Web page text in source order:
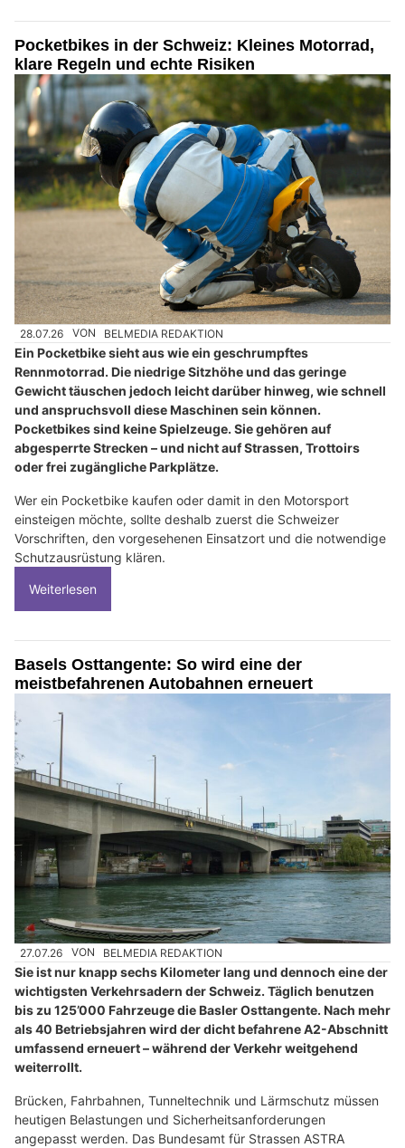
Pocketbikes in der Schweiz: Kleines Motorrad,
klare Regeln und echte Risiken
28.07.26 VON BELMEDIA REDAKTION
Ein Pocketbike sieht aus wie ein geschrumpftes
Rennmotorrad. Die niedrige Sitzhöhe und das geringe
Gewicht täuschen jedoch leicht darüber hinweg, wie schnell
und anspruchsvoll diese Maschinen sein können.
Pocketbikes sind keine Spielzeuge. Sie gehören auf
abgesperrte Strecken – und nicht auf Strassen, Trottoirs
oder frei zugängliche Parkplätze.
Wer ein Pocketbike kaufen oder damit in den Motorsport
einsteigen möchte, sollte deshalb zuerst die Schweizer
Vorschriften, den vorgesehenen Einsatzort und die notwendige
Schutzausrüstung klären.
Weiterlesen
Basels Osttangente: So wird eine der
meistbefahrenen Autobahnen erneuert
27.07.26 VON BELMEDIA REDAKTION
Sie ist nur knapp sechs Kilometer lang und dennoch eine der
wichtigsten Verkehrsadern der Schweiz. Täglich benutzen
bis zu 125’000 Fahrzeuge die Basler Osttangente. Nach mehr
als 40 Betriebsjahren wird der dicht befahrene A2-Abschnitt
umfassend erneuert – während der Verkehr weitgehend
weiterrollt.
Brücken, Fahrbahnen, Tunneltechnik und Lärmschutz müssen
heutigen Belastungen und Sicherheitsanforderungen
angepasst werden. Das Bundesamt für Strassen ASTRA